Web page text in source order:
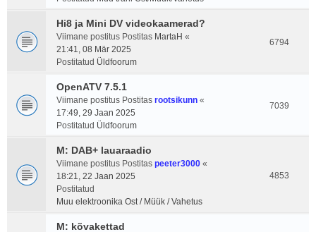
Hi8 ja Mini DV videokaamerad?
Viimane postitus Postitas MartaH «
21:41, 08 Mär 2025
Postitatud Üldfoorum
6794
OpenATV 7.5.1
Viimane postitus Postitas rootsikunn «
17:49, 29 Jaan 2025
Postitatud Üldfoorum
7039
M: DAB+ lauaraadio
Viimane postitus Postitas peeter3000 «
18:21, 22 Jaan 2025
Postitatud
Muu elektroonika Ost / Müük / Vahetus
4853
M: kõvakettad